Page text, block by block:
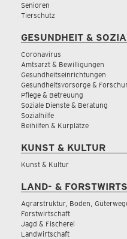
Senioren
Tierschutz
GESUNDHEIT &
Coronavirus
Amtsarzt & Bewilligungen
Gesundheitseinrichtungen
Gesundheitsvorsorge &
Pflege & Betreuung
Soziale Dienste & Beratung
Sozialhilfe
Beihilfen & Kurplätze
KUNST & KULTUR
Kunst & Kultur
LAND- &
Agrarstruktur, Boden,
Forstwirtschaft
Jagd & Fischerei
Landwirtschaft